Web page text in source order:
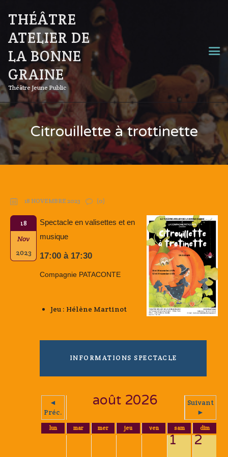
THÉÂTRE
ATELIER DE
LA BONNE
GRAINE
Théâtre Jeune Public
Citrouillette à trottinette
18 NOVEMBRE 2023 (0)
18
Nov
2023
Spectacle en valisettes et en
musique
17:00 à 17:30
Compagnie PATACONTE
Jeu : Hélène Martinot
INFORMATIONS SPECTACLE
◄
Préc.
août 2026
Suivant
►
lun mar mer jeu ven sam dim
1
2